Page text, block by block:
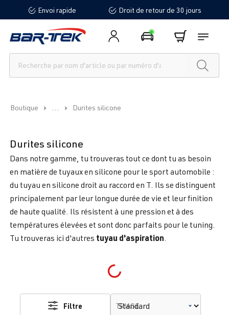
principalEnvoi rapide Droit de retour de 30 jours
Boutique ... Durites silicone
Durites silicone
Dans notre gamme, tu trouveras tout ce dont tu as besoin
en matière de tuyaux en silicone pour le sport automobile :
du tuyau en silicone droit au raccord en T. Ils se distinguent
principalement par leur longue durée de vie et leur finition
de haute qualité. Ils résistent à une pression et à des
températures élevées et sont donc parfaits pour le tuning.
Tu trouveras ici d'autres tuyau d'aspiration.
Loading...
Filtre TRIAGE